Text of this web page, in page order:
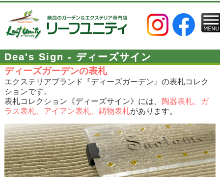
Dea's Sign - ディーズサイン
ディーズガーデンの表札
エクステリアブランド『ディーズガーデン』の表札コレク
ションです。
表札コレクション《ディーズサイン》には、
陶器表札、ガ
ラス表札、アイアン表札、鋳物表札があります。